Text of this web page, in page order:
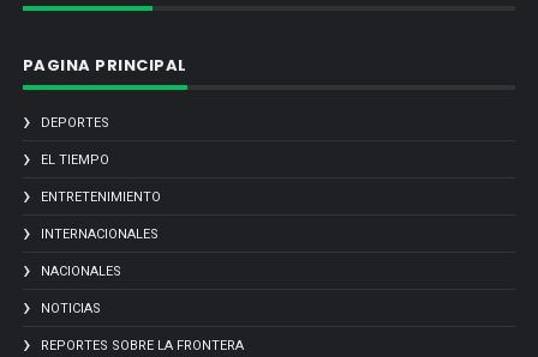
PAGINA PRINCIPAL
DEPORTES
EL TIEMPO
ENTRETENIMIENTO
INTERNACIONALES
NACIONALES
NOTICIAS
REPORTES SOBRE LA FRONTERA